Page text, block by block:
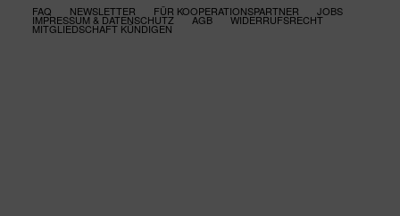
FAQ
NEWSLETTER FÜR KOOPERATIONSPARTNER JOBS
IMPRESSUM & DATENSCHUTZ AGB WIDERRUFSRECHT
MITGLIEDSCHAFT KÜNDIGEN